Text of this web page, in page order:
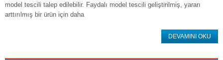
model tescili talep edilebilir. Faydalı model tescili geliştirilmiş, yararı
arttırılmış bir ürün için daha
DEVAMINI OKU